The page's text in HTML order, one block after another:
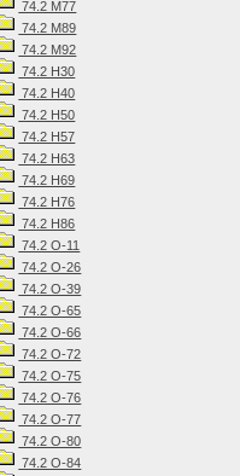
74.2 М77
74.2 М89
74.2 М92
74.2 Н30
74.2 Н40
74.2 Н50
74.2 Н57
74.2 Н63
74.2 Н69
74.2 Н76
74.2 Н86
74.2 О-11
74.2 О-26
74.2 О-39
74.2 О-65
74.2 О-66
74.2 О-72
74.2 О-75
74.2 О-76
74.2 О-77
74.2 О-80
74.2 О-84